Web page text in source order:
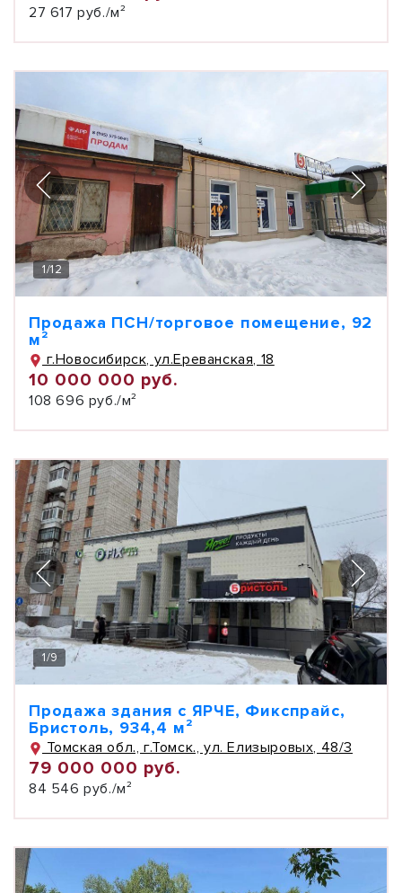
27 617 руб./м²
1/12
Продажа ПСН/торговое помещение, 92
м²
г.Новосибирск, ул.Ереванская, 18
10 000 000 руб.
108 696 руб./м²
1/9
Продажа здания с ЯРЧЕ, Фикспрайс,
Бристоль, 934,4 м²
Томская обл., г.Томск., ул. Елизыровых, 48/3
79 000 000 руб.
84 546 руб./м²